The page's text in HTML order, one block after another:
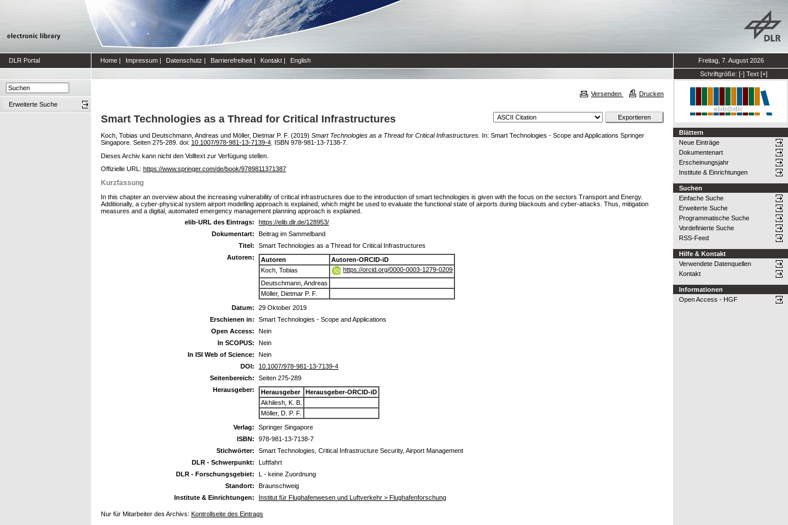
DLR Portal Home | Impressum | Datenschutz | Barrierefreiheit | Kontakt | English
Freitag, 7. August 2026
Schriftgröße: [-] Text [+]
Erweiterte Suche
Versenden Drucken
Smart Technologies as a Thread for Critical Infrastructures
Koch, Tobias und Deutschmann, Andreas und Möller, Dietmar P. F. (2019) Smart Technologies as a Thread for Critical Infrastructures. In: Smart Technologies - Scope and Applications Springer
Singapore. Seiten 275-289. doi: 10.1007/978-981-13-7139-4 . ISBN 978-981-13-7138-7.
Dieses Archiv kann nicht den Volltext zur Verfügung stellen.
Offizielle URL: https://www.springer.com/de/book/9789811371387
Kurzfassung
In this chapter an overview about the increasing vulnerability of critical infrastructures due to the introduction of smart technologies is given with the focus on the sectors Transport and Energy.
Additionally, a cyber-physical system airport modelling approach is explained, which might be used to evaluate the functional state of airports during blackouts and cyber-attacks. Thus, mitigation
measures and a digital, automated emergency management planning approach is explained.
elib-URL des Eintrags:
https://elib.dlr.de/128953/
Dokumentart:
Beitrag im Sammelband
Titel:
Smart Technologies as a Thread for Critical Infrastructures
Autoren:
Autoren
Autoren-ORCID-iD
Koch, Tobias
https://orcid.org/0000-0003-1279-0209
Deutschmann, Andreas
Möller, Dietmar P. F.
Datum:
29 Oktober 2019
Erschienen in:
Smart Technologies - Scope and Applications
Open Access:
Nein
In SCOPUS:
Nein
In ISI Web of Science:
Nein
DOI:
10.1007/978-981-13-7139-4
Seitenbereich:
Seiten 275-289
Herausgeber:
Herausgeber
Herausgeber-ORCID-iD
Akhilesh, K. B.
Möller, D. P. F.
Verlag:
Springer Singapore
ISBN:
978-981-13-7138-7
Stichwörter:
Smart Technologies, Critical Infrastructure Security, Airport Management
DLR - Schwerpunkt:
Luftfahrt
DLR - Forschungsgebiet:
L - keine Zuordnung
Standort:
Braunschweig
Institute & Einrichtungen:
Institut für Flughafenwesen und Luftverkehr > Flughafenforschung
Nur für Mitarbeiter des Archivs: Kontrollseite des Eintrags
Blättern
Neue Einträge
Dokumentenart
Erscheinungsjahr
Institute & Einrichtungen
Suchen
Einfache Suche
Erweiterte Suche
Programmatische Suche
Vordefinierte Suche
RSS-Feed
Hilfe & Kontakt
Verwendete Datenquellen
Kontakt
Informationen
Open Access - HGF